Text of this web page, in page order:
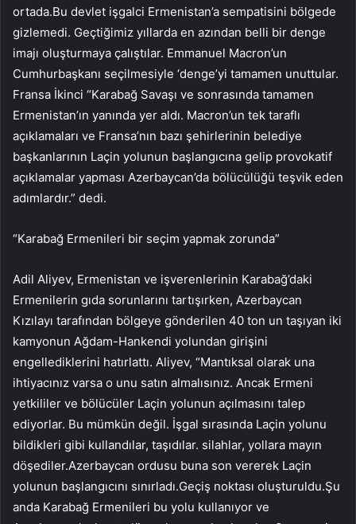
ortada.Bu devlet işgalci Ermenistan’a sempatisini bölgede
gizlemedi. Geçtiğimiz yıllarda en azından belli bir denge
imajı oluşturmaya çalıştılar. Emmanuel Macron’un
Cumhurbaşkanı seçilmesiyle ‘denge’yi tamamen unuttular.
Fransa İkinci “Karabağ Savaşı ve sonrasında tamamen
Ermenistan’ın yanında yer aldı. Macron’un tek taraflı
açıklamaları ve Fransa’nın bazı şehirlerinin belediye
başkanlarının Laçin yolunun başlangıcına gelip provokatif
açıklamalar yapması Azerbaycan’da bölücülüğü teşvik eden
adımlardır.” dedi.
“Karabağ Ermenileri bir seçim yapmak zorunda”
Adil Aliyev, Ermenistan ve işverenlerinin Karabağ’daki
Ermenilerin gıda sorunlarını tartışırken, Azerbaycan
Kızılayı tarafından bölgeye gönderilen 40 ton un taşıyan iki
kamyonun Ağdam-Hankendi yolundan girişini
engellediklerini hatırlattı. Aliyev, “Mantıksal olarak una
ihtiyacınız varsa o unu satın almalısınız. Ancak Ermeni
yetkililer ve bölücüler Laçin yolunun açılmasını talep
ediyorlar. Bu mümkün değil. İşgal sırasında Laçin yolunu
bildikleri gibi kullandılar, taşıdılar. silahlar, yollara mayın
döşediler.Azerbaycan ordusu buna son vererek Laçin
yolunun başlangıcını sınırladı.Geçiş noktası oluşturuldu.Şu
anda Karabağ Ermenileri bu yolu kullanıyor ve